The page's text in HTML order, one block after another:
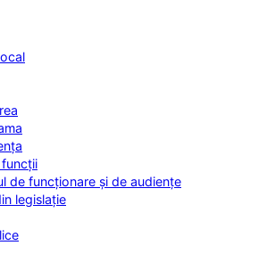
de funcționare și de audiențe
legislație